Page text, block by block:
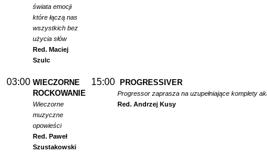
świata emocji
które łączą nas
wszystkich bez
użycia słów
Red. Maciej
Szulc
03:00 WIECZORNE
ROCKOWANIE
Wieczorne
muzyczne
opowieści
Red. Paweł
Szustakowski
15:00 PROGRESSIVER
Progressor zaprasza na uzupełniające komplety
Red. Andrzej Kusy